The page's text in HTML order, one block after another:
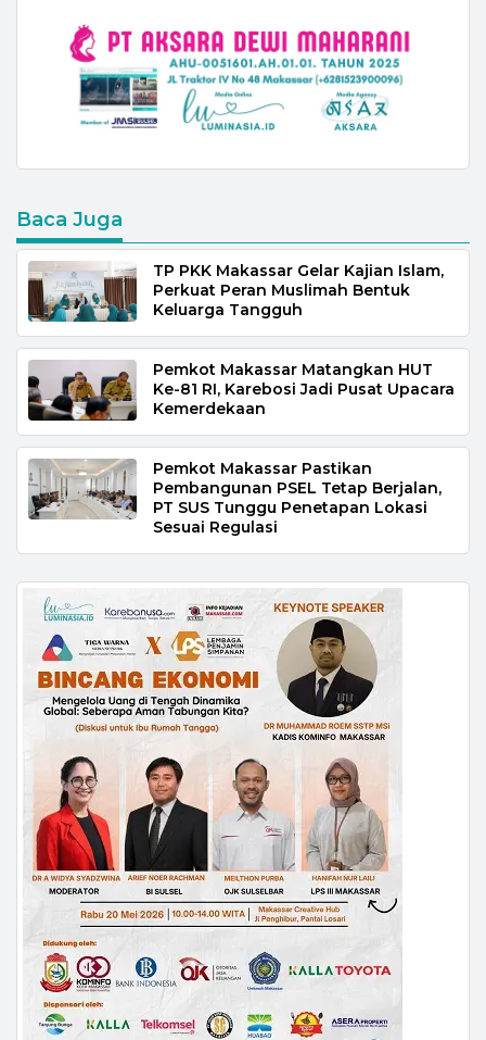
Baca Juga
TP PKK Makassar Gelar Kajian Islam,
Perkuat Peran Muslimah Bentuk
Keluarga Tangguh
Pemkot Makassar Matangkan HUT
Ke-81 RI, Karebosi Jadi Pusat Upacara
Kemerdekaan
Pemkot Makassar Pastikan
Pembangunan PSEL Tetap Berjalan,
PT SUS Tunggu Penetapan Lokasi
Sesuai Regulasi